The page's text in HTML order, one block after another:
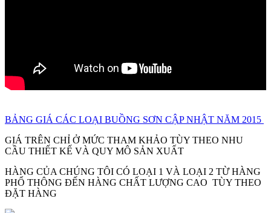
BẢNG GIÁ CÁC LOẠI BUỒNG SƠN CẬP NHẬT NĂM 2015
GIÁ TRÊN CHỈ Ở MỨC THAM KHẢO TÙY THEO NHU
CẦU THIẾT KẾ VÀ QUY MÔ SẢN XUẤT
HÀNG CỦA CHÚNG TÔI CÓ LOẠI 1 VÀ LOẠI 2 TỪ HÀNG
PHỔ THÔNG ĐẾN HÀNG CHẤT LƯỢNG CAO TÙY THEO
ĐẶT HÀNG